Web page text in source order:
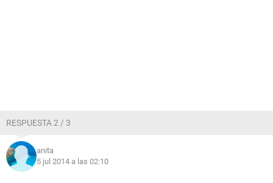
RESPUESTA 2 / 3
anita
5 jul 2014 a las 02:10